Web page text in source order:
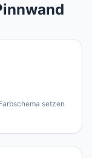
setzen